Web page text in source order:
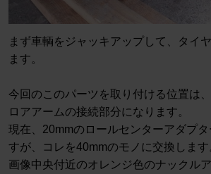
まず車輌をジャッキアップして、タイ
ます。
今回のこのパーツを取り付ける位置は
ロアアームの接続部分になります。
現在、20mmのロールセンターアダプタ
すが、コレを40mmのモノに交換します
画像中央付近のオレンジ色のナックル